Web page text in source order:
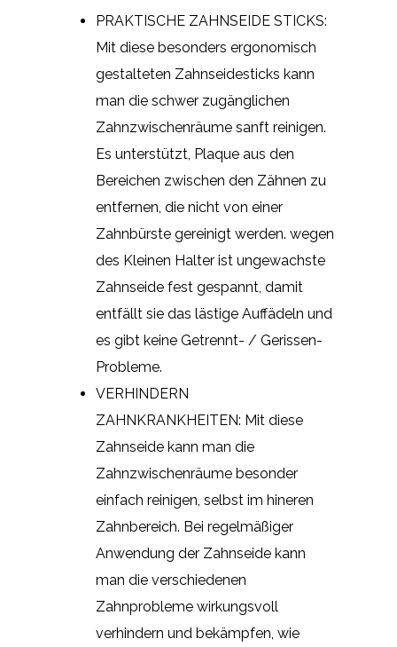
PRAKTISCHE ZAHNSEIDE STICKS:
Mit diese besonders ergonomisch
gestalteten Zahnseidesticks kann
man die schwer zugänglichen
Zahnzwischenräume sanft reinigen.
Es unterstützt, Plaque aus den
Bereichen zwischen den Zähnen zu
entfernen, die nicht von einer
Zahnbürste gereinigt werden. wegen
des Kleinen Halter ist ungewachste
Zahnseide fest gespannt, damit
entfällt sie das lästige Auffädeln und
es gibt keine Getrennt- / Gerissen-
Probleme.
VERHINDERN
ZAHNKRANKHEITEN: Mit diese
Zahnseide kann man die
Zahnzwischenräume besonder
einfach reinigen, selbst im hineren
Zahnbereich. Bei regelmäßiger
Anwendung der Zahnseide kann
man die verschiedenen
Zahnprobleme wirkungsvoll
verhindern und bekämpfen, wie